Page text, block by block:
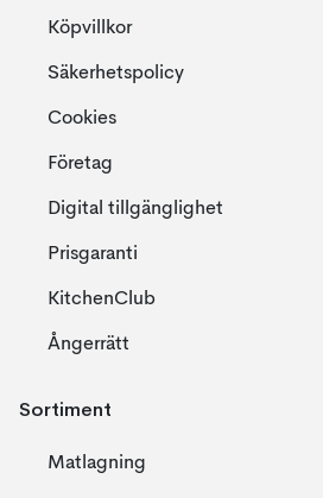
Köpvillkor
Säkerhetspolicy
Cookies
Företag
Digital tillgänglighet
Prisgaranti
KitchenClub
Ångerrätt
Sortiment
Matlagning